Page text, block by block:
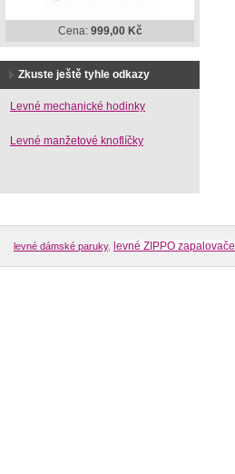
Cena: 999,00 Kč
Zkuste ještě tyhle odkazy
Levné mechanické hodinky
Levné manžetové knoflíčky
levné dámské paruky, levné ZIPPO zapalovače